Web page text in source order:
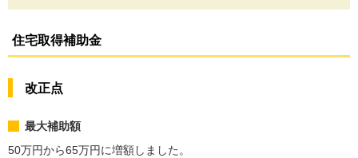
住宅取得補助金
改正点
最大補助額
50万円から65万円に増額しました。